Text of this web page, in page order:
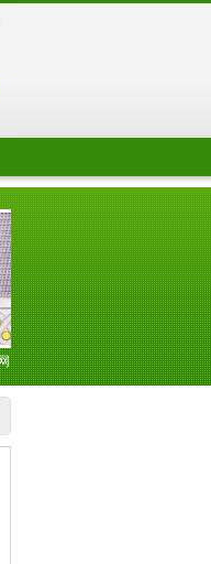
皮革湿法带